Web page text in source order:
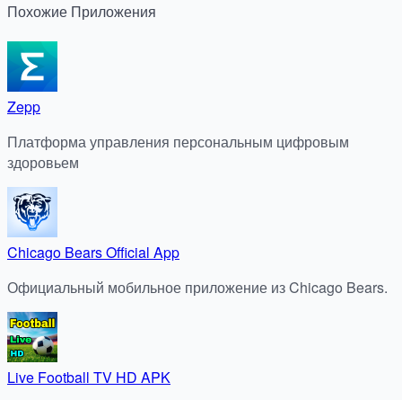
Похожие Приложения
Zepp
Платформа управления персональным цифровым
здоровьем
Chicago Bears Official App
Официальный мобильное приложение из Chicago Bears.
Live Football TV HD APK